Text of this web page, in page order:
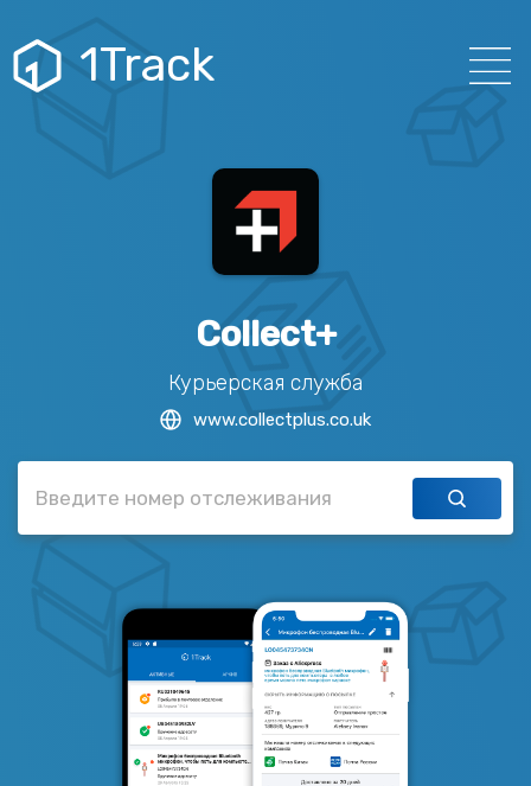
1Track
Collect+
Курьерская служба
www.collectplus.co.uk